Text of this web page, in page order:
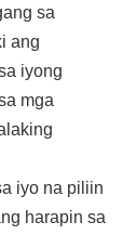
sa
ang
iyong
mga
iyo na piliin
harapin sa